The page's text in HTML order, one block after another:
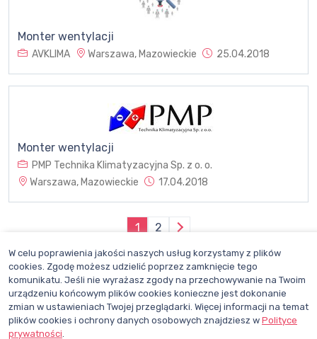
Monter wentylacji
AVKLIMA Warszawa, Mazowieckie 25.04.2018
Monter wentylacji
PMP Technika Klimatyzacyjna Sp. z o. o.
Warszawa, Mazowieckie
17.04.2018
1 2
W celu poprawienia jakości naszych usług korzystamy z plików
cookies. Zgodę możesz udzielić poprzez zamknięcie tego
komunikatu. Jeśli nie wyrażasz zgody na przechowywanie na Twoim
urządzeniu końcowym plików cookies konieczne jest dokonanie
zmian w ustawieniach Twojej przeglądarki. Więcej informacji na temat
plików cookies i ochrony danych osobowych znajdziesz w Polityce
prywatności.